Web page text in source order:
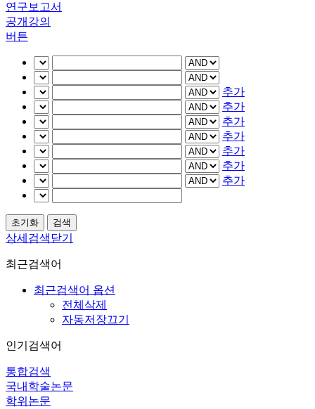
연구보고서
공개강의
버튼
추가
추가
추가
추가
추가
추가
추가
상세검색닫기
최근검색어
최근검색어 옵션
전체삭제
자동저장끄기
인기검색어
통합검색
국내학술논문
학위논문